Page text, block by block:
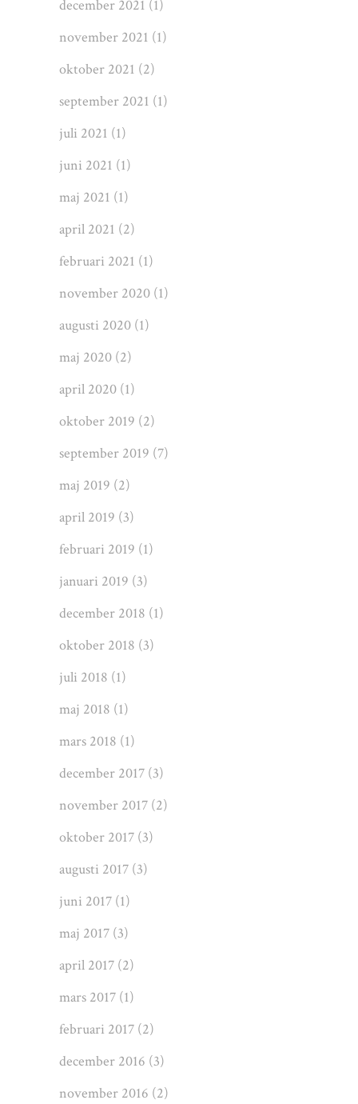
december 2021 (1)
november 2021 (1)
oktober 2021 (2)
september 2021 (1)
juli 2021 (1)
juni 2021 (1)
maj 2021 (1)
april 2021 (2)
februari 2021 (1)
november 2020 (1)
augusti 2020 (1)
maj 2020 (2)
april 2020 (1)
oktober 2019 (2)
september 2019 (7)
maj 2019 (2)
april 2019 (3)
februari 2019 (1)
januari 2019 (3)
december 2018 (1)
oktober 2018 (3)
juli 2018 (1)
maj 2018 (1)
mars 2018 (1)
december 2017 (3)
november 2017 (2)
oktober 2017 (3)
augusti 2017 (3)
juni 2017 (1)
maj 2017 (3)
april 2017 (2)
mars 2017 (1)
februari 2017 (2)
december 2016 (3)
november 2016 (2)